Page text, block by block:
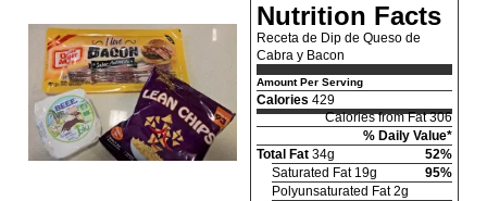
Nutrition Facts
Receta de Dip de Queso de
Cabra y Bacon
Amount Per Serving
Calories 429
Calories from Fat 306
% Daily Value*
Total Fat 34g
52%
Saturated Fat 19g
95%
Polyunsaturated Fat 2g